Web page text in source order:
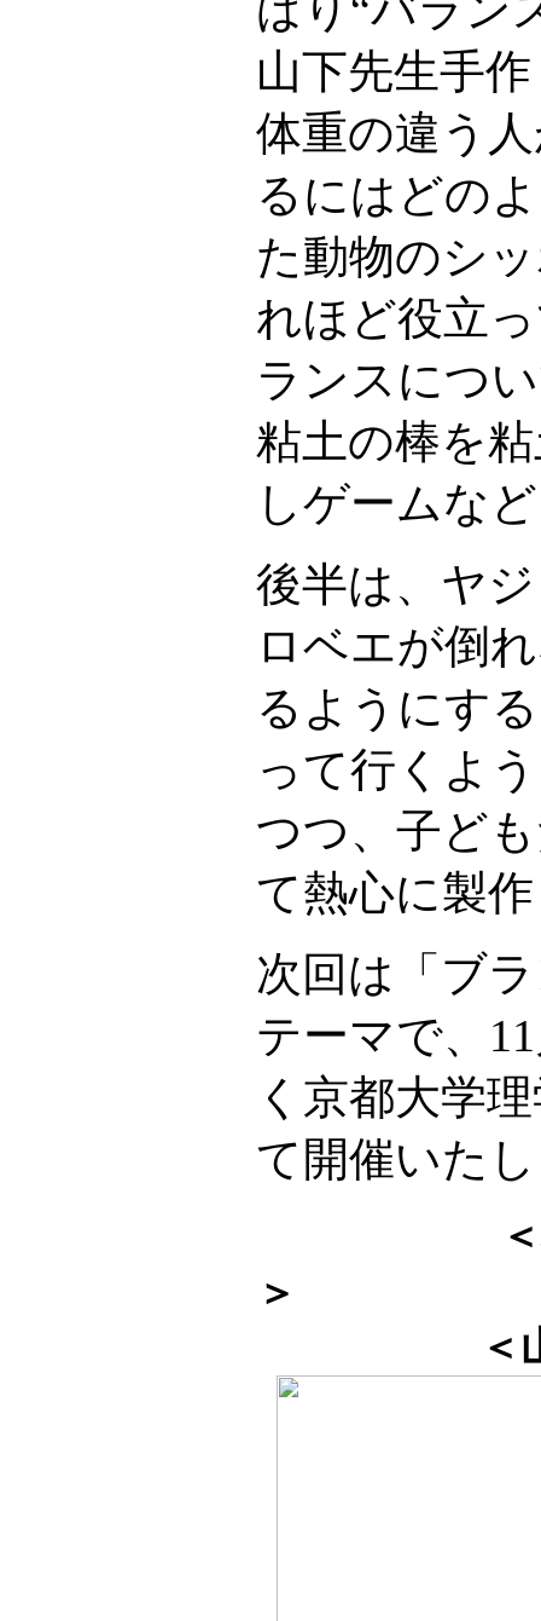
山下先生手
体重の違う
るにはどの
た動物のシ
れほど役立
ランスにつ
粘土の棒を
しゲームな
後半は、ヤ
ロベエが倒
るようにす
って行くよ
つつ、子ど
て熱心に製
次回は「ブ
テーマで、
く京都大学
て開催いた
＞
＜